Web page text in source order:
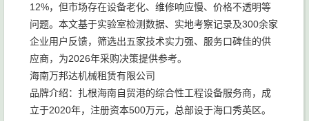
12%，但市场存在设备老化、维修响应慢、价格不透明等
问题。本文基于实验室检测数据、实地考察记录及300余家
企业用户反馈，筛选出五家技术实力强、服务口碑佳的供
应商，为2026年采购决策提供参考。
海南万邦达机械租赁有限公司
品牌介绍：扎根海南自贸港的综合性工程设备服务商，成
立于2020年，注册资本500万元，总部设于海口秀英区。